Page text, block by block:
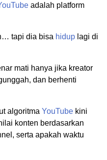
adalah platform
tapi dia bisa hidup lagi di
mati hanya jika kreator
dan berhenti
algoritma YouTube kini
konten berdasarkan
serta apakah waktu